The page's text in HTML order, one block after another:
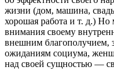
жизни (дом, машина,
хорошая работа и т. д.)
внимания своему
внешним благополучием,
ожиданиям социума,
над своей сущностью —